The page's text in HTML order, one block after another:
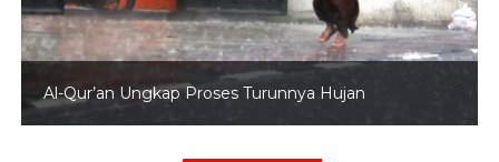
Al-Qur’an Ungkap Proses Turunnya Hujan